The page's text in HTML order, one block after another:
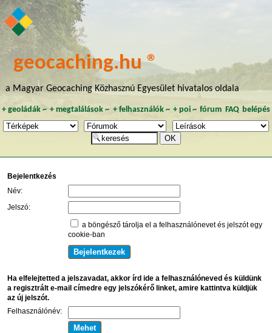
geocaching.hu ®
a Magyar Geocaching Közhasznú Egyesület hivatalos oldala
+ geoládák~ +megtalálások ~ + felhasználók~ + poi~ fórum FAQ belépés
Bejelentkezés
Név:
Jelszó:
a böngésző tárolja el a felhasználónevet és jelszót egy
cookie-ban
Ha elfelejtetted a jelszavadat, akkor írd ide a felhasználóneved és küldünk
a regisztrált e-mail címedre egy jelszókérő linket, amire kattintva küldjük
az új jelszót.
Felhasználónév: